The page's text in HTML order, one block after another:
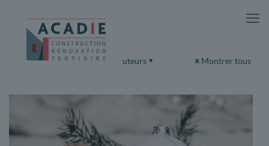
Catégories Tags Auteurs Montrer tous